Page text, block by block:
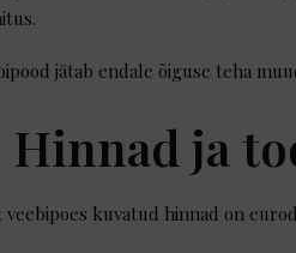
jätab endale õiguse teha
Hinnad ja
veebipoes kuvatud hinnad on